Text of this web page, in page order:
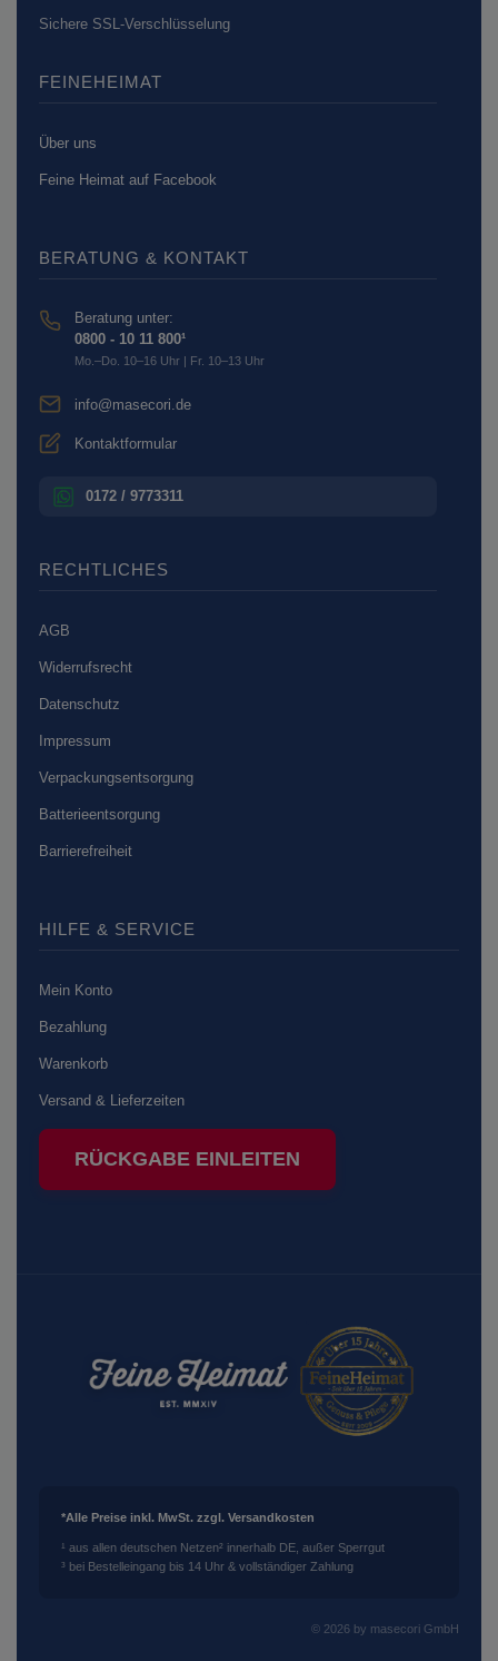
Sichere SSL-Verschlüsselung
FEINEHEIMAT
Über uns
Feine Heimat auf Facebook
BERATUNG & KONTAKT
Beratung unter:
0800 - 10 11 800¹
Mo.–Do. 10–16 Uhr | Fr. 10–13 Uhr
info@masecori.de
Kontaktformular
0172 / 9773311
RECHTLICHES
AGB
Widerrufsrecht
Datenschutz
Impressum
Verpackungsentsorgung
Batterieentsorgung
Barrierefreiheit
HILFE & SERVICE
Mein Konto
Bezahlung
Warenkorb
Versand & Lieferzeiten
RÜCKGABE EINLEITEN
*Alle Preise inkl. MwSt. zzgl. Versandkosten
¹ aus allen deutschen Netzen² innerhalb DE, außer Sperrgut
³ bei Bestelleingang bis 14 Uhr & vollständiger Zahlung
© 2026 by masecori GmbH